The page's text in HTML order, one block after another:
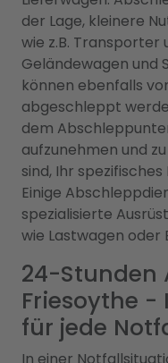
der Lage, kleinere
wie z.B. Transporter
Geländewagen und
können ebenfalls
abgeschleppt
dem
aufzunehmen und
sind, Ihr
Einige
spezialisierte
wie Lastwagen oder
24-Stunden
Friesoythe
für jede
In einer